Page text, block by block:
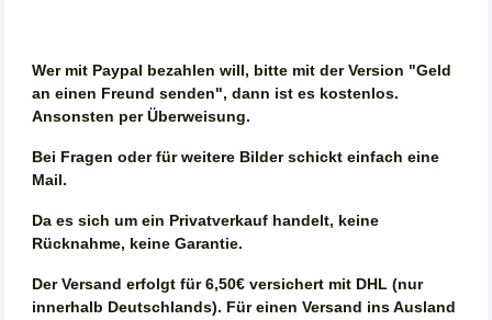
Wer mit Paypal bezahlen will, bitte mit der Version "Geld
an einen Freund senden", dann ist es kostenlos.
Ansonsten per Überweisung.
Bei Fragen oder für weitere Bilder schickt einfach eine
Mail.
Da es sich um ein Privatverkauf handelt, keine
Rücknahme, keine Garantie.
Der Versand erfolgt für 6,50€ versichert mit DHL (nur
innerhalb Deutschlands). Für einen Versand ins Ausland